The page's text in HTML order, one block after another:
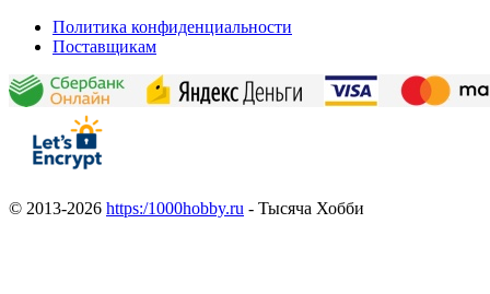
Политика конфиденциальности
Поставщикам
© 2013-2026 https:/1000hobby.ru - Тысяча Хобби